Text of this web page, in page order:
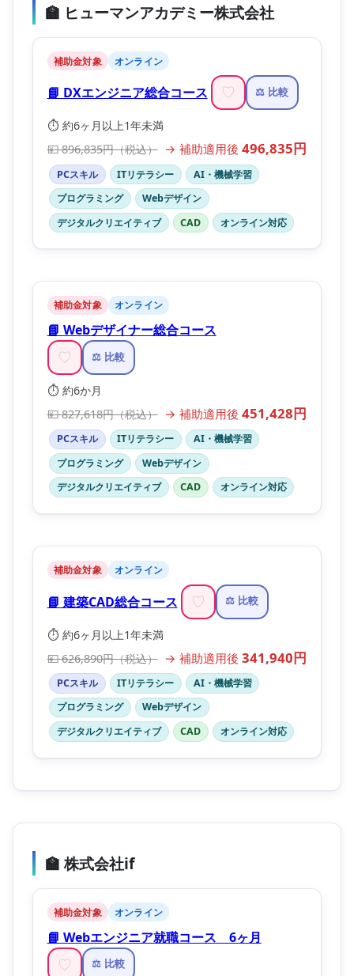
🏫 ヒューマンアカデミー株式会社
補助金対象 オンライン
📘 DXエンジニア総合コース ♡ ⚖️ 比較
⏱️ 約6ヶ月以上1年未満
💴 896,835円（税込） → 補助適用後 496,835円
PCスキル ITリテラシー
AI・機械学習
プログラミング
Webデザイン
デジタルクリエイティブ
CAD オンライン対応
補助金対象 オンライン
📘 Webデザイナー総合コース
♡ ⚖️ 比較
⏱️ 約6か月
💴 827,618円（税込） → 補助適用後 451,428円
PCスキル ITリテラシー
AI・機械学習
プログラミング
Webデザイン
デジタルクリエイティブ
CAD オンライン対応
補助金対象 オンライン
📘 建築CAD総合コース ♡ ⚖️ 比較
⏱️ 約6ヶ月以上1年未満
💴 626,890円（税込） → 補助適用後 341,940円
PCスキル ITリテラシー
AI・機械学習
プログラミング
Webデザイン
デジタルクリエイティブ
CAD オンライン対応
🏫 株式会社if
補助金対象 オンライン
📘 Webエンジニア就職コース 6ヶ月
♡ ⚖️ 比較